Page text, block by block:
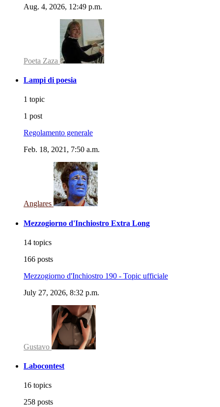
Aug. 4, 2026, 12:49 p.m.
Poeta Zaza
Lampi di poesia
1 topic
1 post
Regolamento generale
Feb. 18, 2021, 7:50 a.m.
Anglares
Mezzogiorno d'Inchiostro Extra Long
14 topics
166 posts
Mezzogiorno d'Inchiostro 190 - Topic ufficiale
July 27, 2026, 8:32 p.m.
Gustavo
Labocontest
16 topics
258 posts